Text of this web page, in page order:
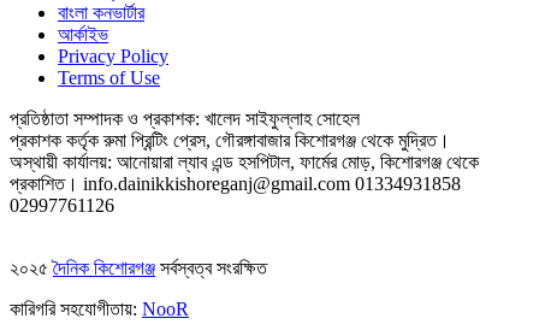
বাংলা কনভার্টার
আর্কাইভ
Privacy Policy
Terms of Use
প্রতিষ্ঠাতা সম্পাদক ও প্রকাশক: খালেদ সাইফুল্লাহ সোহেল
প্রকাশক কর্তৃক রুমা প্রিন্টিং প্রেস, গৌরঙ্গাবাজার কিশোরগঞ্জ থেকে মুদ্রিত।
অস্থায়ী কার্যালয়: আনোয়ারা ল্যাব এন্ড হসপিটাল, ফার্মের মোড়, কিশোরগঞ্জ থেকে
প্রকাশিত। info.dainikkishoreganj@gmail.com 01334931858
02997761126
২০২৫দৈনিক কিশোরগঞ্জ সর্বস্বত্ব সংরক্ষিত
কারিগরি সহযোগীতায়: NooR